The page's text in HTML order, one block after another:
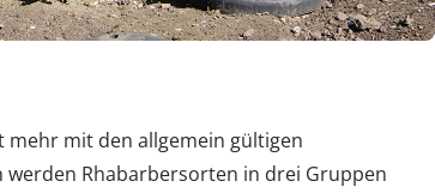
mehr mit den allgemein gültigen
Rhabarbersorten in drei Gruppen